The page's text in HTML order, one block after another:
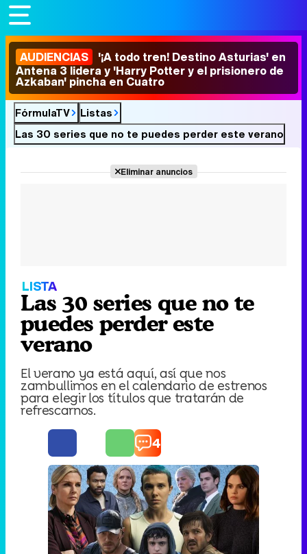
AUDIENCIAS '¡A todo tren! Destino Asturias' en
Antena 3 lidera y 'Harry Potter y el prisionero de
Azkaban' pincha en Cuatro
FórmulaTV
Listas
Las 30 series que no te puedes perder este verano
Eliminar anuncios
LISTA
Las 30 series que no te
puedes perder este
verano
El verano ya está aquí, así que nos
zambullimos en el calendario de estrenos
para elegir los títulos que tratarán de
refrescarnos.
4